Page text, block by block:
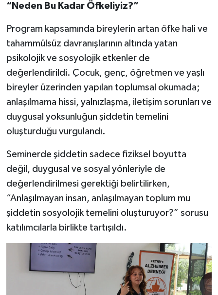
“Neden Bu Kadar Öfkeliyiz?”
Program kapsamında bireylerin artan öfke hali ve
tahammülsüz davranışlarının altında yatan
psikolojik ve sosyolojik etkenler de
değerlendirildi. Çocuk, genç, öğretmen ve yaşlı
bireyler üzerinden yapılan toplumsal okumada;
anlaşılmama hissi, yalnızlaşma, iletişim sorunları ve
duygusal yoksunluğun şiddetin temelini
oluşturduğu vurgulandı.
Seminerde şiddetin sadece fiziksel boyutta
değil, duygusal ve sosyal yönleriyle de
değerlendirilmesi gerektiği belirtilirken,
“Anlaşılmayan insan, anlaşılmayan toplum mu
şiddetin sosyolojik temelini oluşturuyor?” sorusu
katılımcılarla birlikte tartışıldı.